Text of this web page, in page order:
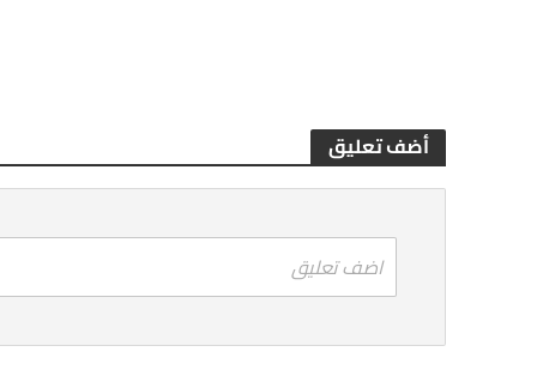
أضف تعليق
اضف تعليق